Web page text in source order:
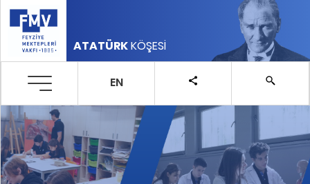
ATATÜRKKÖŞESİ
EN